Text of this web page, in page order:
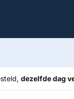
dezelfde dag